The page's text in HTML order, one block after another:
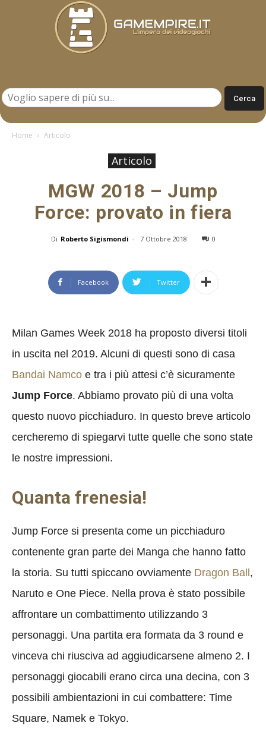
Home Articolo
Articolo
MGW 2018 – Jump
Force: provato in fiera
Di Roberto Sigismondi - 7 Ottobre 2018 0
Facebook Twitter
Milan Games Week 2018 ha proposto diversi titoli
in uscita nel 2019. Alcuni di questi sono di casa
Bandai Namco e tra i più attesi c’è sicuramente
Jump Force. Abbiamo provato più di una volta
questo nuovo picchiaduro. In questo breve articolo
cercheremo di spiegarvi tutte quelle che sono state
le nostre impressioni.
Quanta frenesia!
Jump Force si presenta come un picchiaduro
contenente gran parte dei Manga che hanno fatto
la storia. Su tutti spiccano ovviamente Dragon Ball,
Naruto e One Piece. Nella prova è stato possibile
affrontare un combattimento utilizzando 3
personaggi. Una partita era formata da 3 round e
vinceva chi riusciva ad aggiudicarsene almeno 2. I
personaggi giocabili erano circa una decina, con 3
possibili ambientazioni in cui combattere: Time
Square, Namek e Tokyo.